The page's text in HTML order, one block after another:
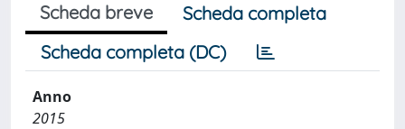
Scheda breve
Scheda completa
Scheda completa (DC)
Anno
2015